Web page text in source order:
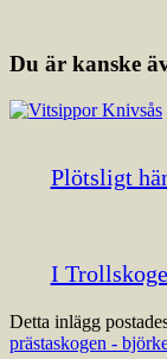
Du är kanske
Plötsligt
I
Detta inlägg
prästaskogen -